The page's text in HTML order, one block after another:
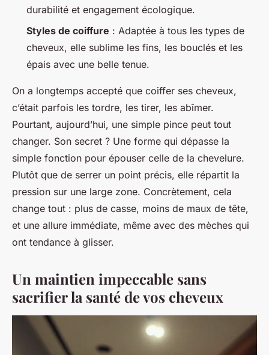
durabilité et engagement écologique.
Styles de coiffure : Adaptée à tous les types de
cheveux, elle sublime les fins, les bouclés et les
épais avec une belle tenue.
On a longtemps accepté que coiffer ses cheveux,
c’était parfois les tordre, les tirer, les abîmer.
Pourtant, aujourd’hui, une simple pince peut tout
changer. Son secret ? Une forme qui dépasse la
simple fonction pour épouser celle de la chevelure.
Plutôt que de serrer un point précis, elle répartit la
pression sur une large zone. Concrètement, cela
change tout : plus de casse, moins de maux de tête,
et une allure immédiate, même avec des mèches qui
ont tendance à glisser.
Un maintien impeccable sans
sacrifier la santé de vos cheveux